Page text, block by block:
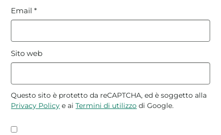
Email*
Sito web
Questo sito è protetto da reCAPTCHA, ed è soggetto alla
Privacy Policy e aiTermini di utilizzo di Google.